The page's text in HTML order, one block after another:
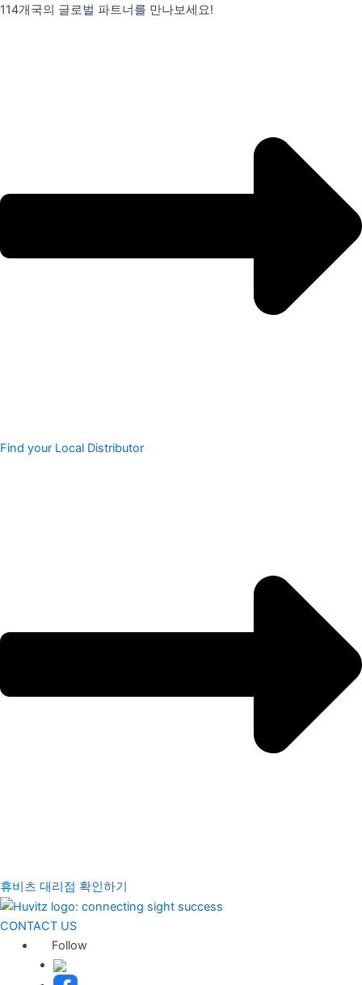
콘
114개국의 글로벌 파트너를 만나보세요!
Find your Local Distributor
휴비츠 대리점 확인하기
CONTACT US
Follow